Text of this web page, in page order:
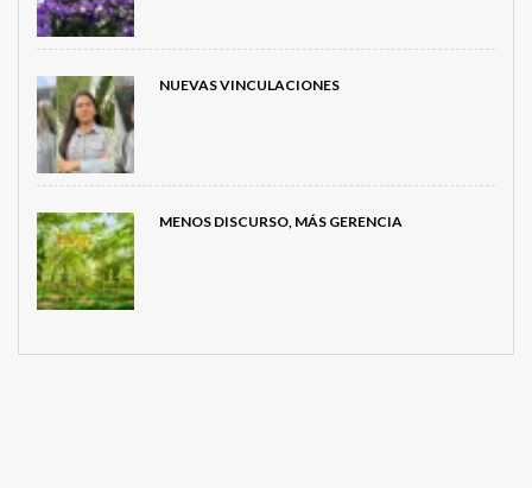
NUEVAS VINCULACIONES
MENOS DISCURSO, MÁS GERENCIA